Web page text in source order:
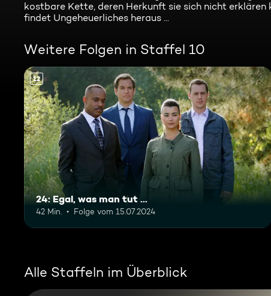
kostbare Kette, deren Herkunft sie sich nicht
findet Ungeheuerliches heraus ...
Weitere Folgen in Staffel 10
12
24: Egal, was man tut ...
42 Min. Folge vom 15.07.2024
Alle Staffeln im Überblick